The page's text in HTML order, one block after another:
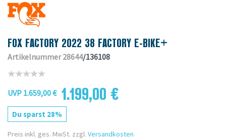
FOX FACTORY 2022 38 FACTORY E-BIKE+
Artikelnummer 28644/136108
UVP 1.659,00 € 1.199,00 €
Du sparst 28%
Preis inkl. ges. MwSt. zzgl. Versandkosten